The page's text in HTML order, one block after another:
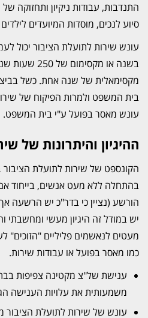
התנדבות, עבודות ניקיון ותחזוקה של
סיוע לנכים, מוסדות המיועדים
בשנה או
מקסימאלית של שנה אחת. כשל
בית המשפט ולמרות הפיקוח של
עונש מאסר בפועל ע"י בית המשפט.
ההיגיון והיתרונות של
הקונספט של שירות לתועלת
בהתחלה ללא מעט אנשים, בייחוד
הורשע (נציין כי בדר"כ יש הרשעה
יש במודל זה היגיון מעשי ומחשבתי
מעטים לנאשמים פליליים "הזוכים"
כמו מאסר בפועל או עבודות שירות.
ענישת של"צ מקטינה צפיפות
משמעותית את עלויות הענישה
עונש של שירות לתועלת הציבור